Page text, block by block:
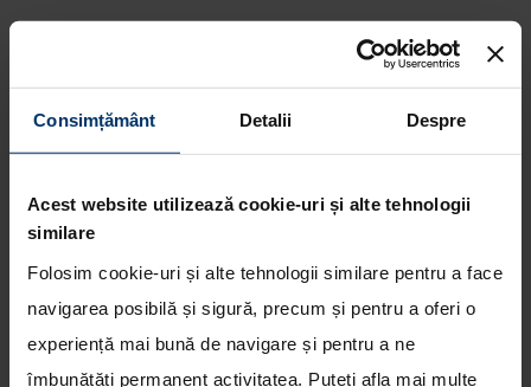
Consimțământ Detalii Despre
Acest website utilizează cookie-uri și alte tehnologii
similare
Folosim cookie-uri și alte tehnologii similare pentru a face
navigarea posibilă și sigură, precum și pentru a oferi o
experiență mai bună de navigare și pentru a ne
îmbunătăți permanent activitatea. Puteți afla mai multe
Rezerva acum.